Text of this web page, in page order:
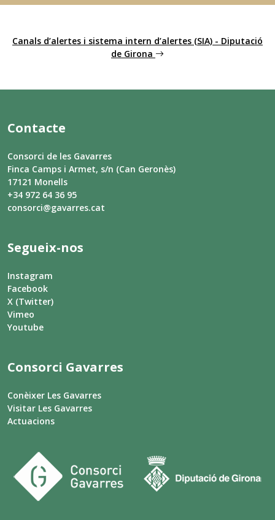
Canals d’alertes i sistema intern d’alertes (SIA) - Diputació
de Girona
Contacte
Consorci de les Gavarres
Finca Camps i Armet, s/n (Can Geronès)
17121 Monells
+34 972 64 36 95
consorci@gavarres.cat
Segueix-nos
Instagram
Facebook
X (Twitter)
Vimeo
Youtube
Consorci Gavarres
Conèixer Les Gavarres
Visitar Les Gavarres
Actuacions